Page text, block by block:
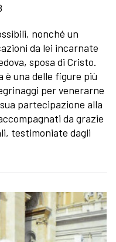
nonché un
da lei incarnate
sposa di Cristo.
è una delle figure più
per venerarne
partecipazione alla
da grazie
testimoniate dagli